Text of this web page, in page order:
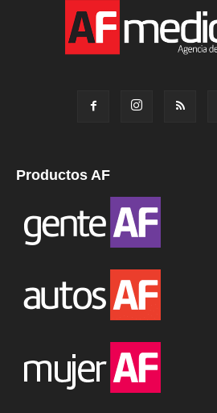
Productos AF